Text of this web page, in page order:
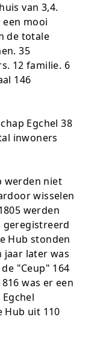
van 3,4.
een mooi
de totale
35
12 familie. 6
146
Egchel 38
inwoners
werden niet
wisselen
werden
geregistreerd
Hub stonden
jaar later was
"Ceup" 164
was er een
Hub uit 110